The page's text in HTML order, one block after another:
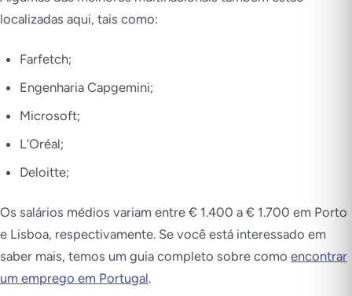
localizadas aqui, tais como:
Farfetch;
Engenharia Capgemini;
Microsoft;
L’Oréal;
Deloitte;
Os salários médios variam entre € 1.400 a € 1.700 em Porto
e Lisboa, respectivamente. Se você está interessado em
saber mais, temos um guia completo sobre como encontrar
um emprego em Portugal.